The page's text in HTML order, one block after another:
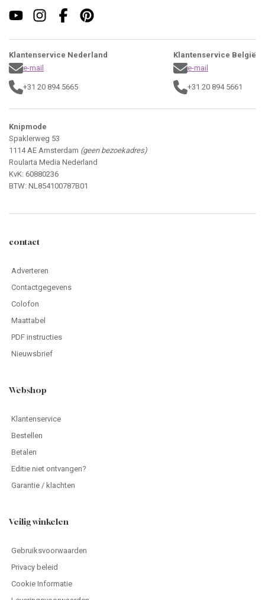
Klantenservice Nederland
e-mail
+31 20 894 5665
Klantenservice België
e-mail
+31 20 894 5661
Knipmode
Spaklerweg 53
1114 AE Amsterdam (geen bezoekadres)
Roularta Media Nederland
KvK: 60880236
BTW: NL854100787B01
contact
Adverteren
Contactgegevens
Colofon
Maattabel
PDF instructies
Nieuwsbrief
Webshop
Klantenservice
Bestellen
Betalen
Editie niet ontvangen?
Garantie / klachten
Veilig winkelen
Gebruiksvoorwaarden
Privacy beleid
Cookie Informatie